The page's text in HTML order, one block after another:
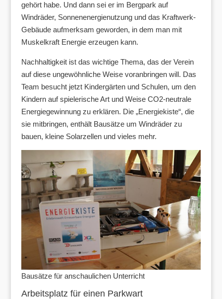
gehört habe. Und dann sei er im Bergpark auf
Windräder, Sonnenenergienutzung und das Kraftwerk-
Gebäude aufmerksam geworden, in dem man mit
Muskelkraft Energie erzeugen kann.
Nachhaltigkeit ist das wichtige Thema, das der Verein
auf diese ungewöhnliche Weise voranbringen will. Das
Team besucht jetzt Kindergärten und Schulen, um den
Kindern auf spielerische Art und Weise CO2-neutrale
Energiegewinnung zu erklären. Die „Energiekiste“, die
sie mitbringen, enthält Bausätze um Windräder zu
bauen, kleine Solarzellen und vieles mehr.
Bausätze für anschaulichen Unterricht
Arbeitsplatz für einen Parkwart